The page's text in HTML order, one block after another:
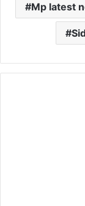
Mp latest